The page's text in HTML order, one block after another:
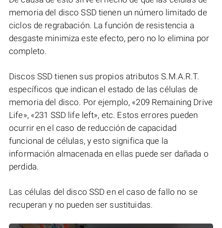
memoria del disco SSD tienen un número limitado de
ciclos de regrabación. La función de resistencia a
desgaste minimiza este efecto, pero no lo elimina por
completo.
Discos SSD tienen sus propios atributos S.M.A.R.T.
específicos que indican el estado de las células de
memoria del disco. Por ejemplo, «209 Remaining Drive
Life», «231 SSD life left», etc. Estos errores pueden
ocurrir en el caso de reducción de capacidad
funcional de células, y esto significa que la
información almacenada en ellas puede ser dañada o
perdida.
Las células del disco SSD en el caso de fallo no se
recuperan y no pueden ser sustituidas.